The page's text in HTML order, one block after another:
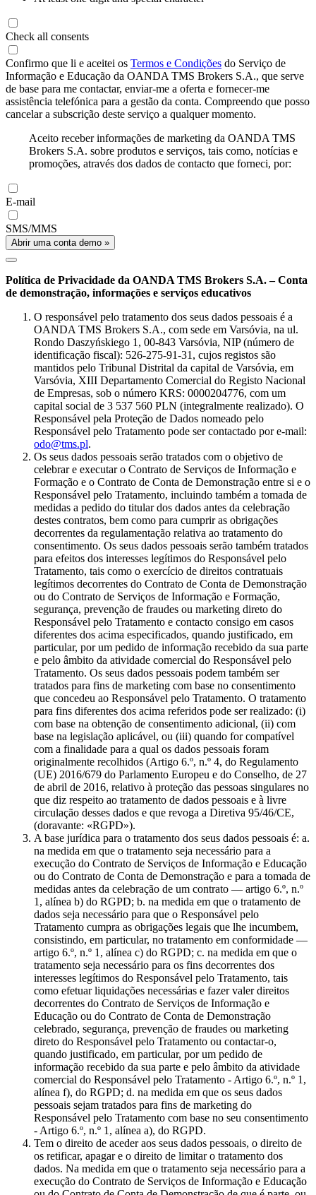
Check all consents
Confirmo que li e aceitei os Termos e Condições do Serviço de
Informação e Educação da OANDA TMS Brokers S.A., que serve
de base para me contactar, enviar-me a oferta e fornecer-me
assistência telefónica para a gestão da conta. Compreendo que posso
cancelar a subscrição deste serviço a qualquer momento.
Aceito receber informações de marketing da OANDA TMS
Brokers S.A. sobre produtos e serviços, tais como, notícias e
promoções, através dos dados de contacto que forneci, por:
E-mail
SMS/MMS
Abrir uma conta demo »
Política de Privacidade da OANDA TMS Brokers S.A. – Conta
de demonstração, informações e serviços educativos
O responsável pelo tratamento dos seus dados pessoais é a
OANDA TMS Brokers S.A., com sede em Varsóvia, na ul.
Rondo Daszyńskiego 1, 00-843 Varsóvia, NIP (número de
identificação fiscal): 526-275-91-31, cujos registos são
mantidos pelo Tribunal Distrital da capital de Varsóvia, em
Varsóvia, XIII Departamento Comercial do Registo Nacional
de Empresas, sob o número KRS: 0000204776, com um
capital social de 3 537 560 PLN (integralmente realizado). O
Responsável pela Proteção de Dados nomeado pelo
Responsável pelo Tratamento pode ser contactado por e-mail:
odo@tms.pl.
Os seus dados pessoais serão tratados com o objetivo de
celebrar e executar o Contrato de Serviços de Informação e
Formação e o Contrato de Conta de Demonstração entre si e o
Responsável pelo Tratamento, incluindo também a tomada de
medidas a pedido do titular dos dados antes da celebração
destes contratos, bem como para cumprir as obrigações
decorrentes da regulamentação relativa ao tratamento do
consentimento. Os seus dados pessoais serão também tratados
para efeitos dos interesses legítimos do Responsável pelo
Tratamento, tais como o exercício de direitos contratuais
legítimos decorrentes do Contrato de Conta de Demonstração
ou do Contrato de Serviços de Informação e Formação,
segurança, prevenção de fraudes ou marketing direto do
Responsável pelo Tratamento e contacto consigo em casos
diferentes dos acima especificados, quando justificado, em
particular, por um pedido de informação recebido da sua parte
e pelo âmbito da atividade comercial do Responsável pelo
Tratamento. Os seus dados pessoais podem também ser
tratados para fins de marketing com base no consentimento
que concedeu ao Responsável pelo Tratamento. O tratamento
para fins diferentes dos acima referidos pode ser realizado: (i)
com base na obtenção de consentimento adicional, (ii) com
base na legislação aplicável, ou (iii) quando for compatível
com a finalidade para a qual os dados pessoais foram
originalmente recolhidos (Artigo 6.º, n.º 4, do Regulamento
(UE) 2016/679 do Parlamento Europeu e do Conselho, de 27
de abril de 2016, relativo à proteção das pessoas singulares no
que diz respeito ao tratamento de dados pessoais e à livre
circulação desses dados e que revoga a Diretiva 95/46/CE,
(doravante: «RGPD»).
A base jurídica para o tratamento dos seus dados pessoais é: a.
na medida em que o tratamento seja necessário para a
execução do Contrato de Serviços de Informação e Educação
ou do Contrato de Conta de Demonstração e para a tomada de
medidas antes da celebração de um contrato — artigo 6.º, n.º
1, alínea b) do RGPD; b. na medida em que o tratamento de
dados seja necessário para que o Responsável pelo
Tratamento cumpra as obrigações legais que lhe incumbem,
consistindo, em particular, no tratamento em conformidade —
artigo 6.º, n.º 1, alínea c) do RGPD; c. na medida em que o
tratamento seja necessário para os fins decorrentes dos
interesses legítimos do Responsável pelo Tratamento, tais
como efetuar liquidações necessárias e fazer valer direitos
decorrentes do Contrato de Serviços de Informação e
Educação ou do Contrato de Conta de Demonstração
celebrado, segurança, prevenção de fraudes ou marketing
direto do Responsável pelo Tratamento ou contactar-o,
quando justificado, em particular, por um pedido de
informação recebido da sua parte e pelo âmbito da atividade
comercial do Responsável pelo Tratamento - Artigo 6.º, n.º 1,
alínea f), do RGPD; d. na medida em que os seus dados
pessoais sejam tratados para fins de marketing do
Responsável pelo Tratamento com base no seu consentimento
- Artigo 6.º, n.º 1, alínea a), do RGPD.
Tem o direito de aceder aos seus dados pessoais, o direito de
os retificar, apagar e o direito de limitar o tratamento dos
dados. Na medida em que o tratamento seja necessário para a
execução do Contrato de Serviços de Informação e Educação